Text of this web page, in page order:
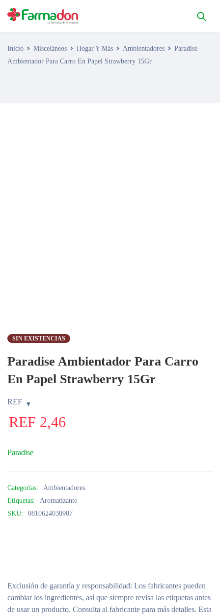
Inicio Misceláneos Hogar Y Más Ambientadores
Paradise
Ambientador Para Carro En Papel Strawberry 15Gr
SIN EXISTENCIAS
Paradise Ambientador Para Carro
En Papel Strawberry 15Gr
REF
REF 2,46
Paradise
Categorías:
Ambientadores
Etiquetas:
Aromatizante
SKU:
0810624030907
Exclusión de garantía y responsabilidad: Los fabricantes pueden
cambiar los ingredientes, así que siempre revisa las etiquetas antes
de usar un producto. Consulta al fabricante para más detalles. Esta